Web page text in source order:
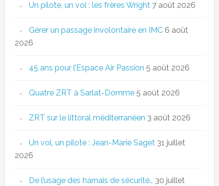
Un pilote, un vol : les frères Wright 7 août 2026
Gérer un passage involontaire en IMC 6 août
2026
45 ans pour l’Espace Air Passion 5 août 2026
Quatre ZRT à Sarlat-Domme 5 août 2026
ZRT sur le littoral méditerranéen 3 août 2026
Un vol, un pilote : Jean-Marie Saget 31 juillet
2026
De l’usage des harnais de sécurité… 30 juillet